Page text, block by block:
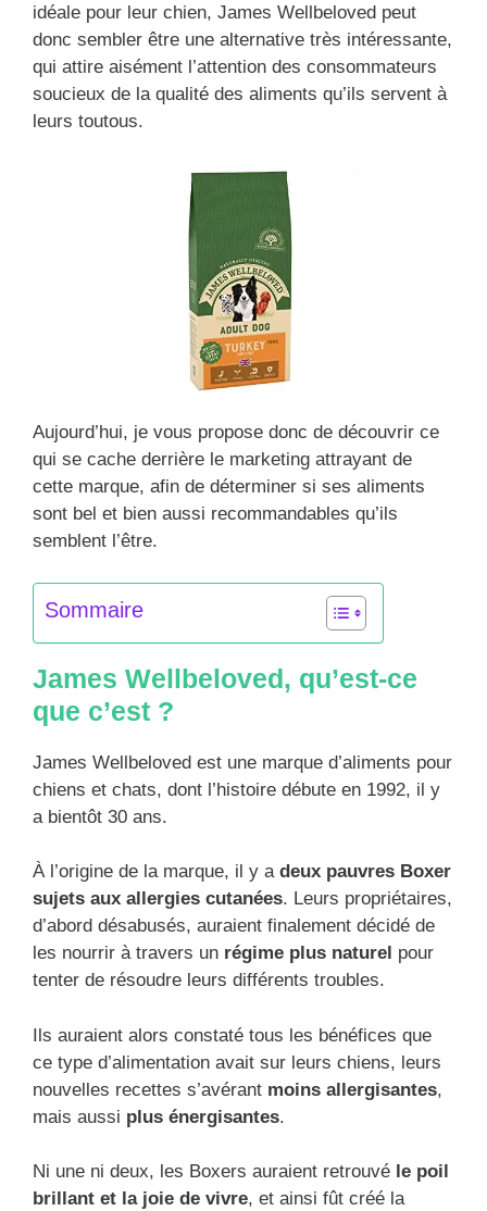
idéale pour leur chien, James Wellbeloved peut
donc sembler être une alternative très intéressante,
qui attire aisément l’attention des consommateurs
soucieux de la qualité des aliments qu’ils servent à
leurs toutous.
Aujourd’hui, je vous propose donc de découvrir ce
qui se cache derrière le marketing attrayant de
cette marque, afin de déterminer si ses aliments
sont bel et bien aussi recommandables qu’ils
semblent l’être.
Sommaire
James Wellbeloved, qu’est-ce
que c’est ?
James Wellbeloved est une marque d’aliments pour
chiens et chats, dont l’histoire débute en 1992, il y
a bientôt 30 ans.
À l’origine de la marque, il y a deux pauvres Boxer
sujets aux allergies cutanées. Leurs propriétaires,
d’abord désabusés, auraient finalement décidé de
les nourrir à travers un régime plus naturel pour
tenter de résoudre leurs différents troubles.
Ils auraient alors constaté tous les bénéfices que
ce type d’alimentation avait sur leurs chiens, leurs
nouvelles recettes s’avérant moins allergisantes,
mais aussi plus énergisantes.
Ni une ni deux, les Boxers auraient retrouvé le poil
brillant et la joie de vivre, et ainsi fût créé la